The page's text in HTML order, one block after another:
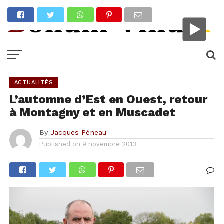
ACTUALITÉS
L’automne d’Est en Ouest, retour
à Montagny et en Muscadet
By Jacques Péneau
Published on 9 novembre 2013